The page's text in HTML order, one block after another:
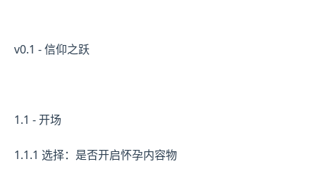
v0.1 - 信仰之跃
1.1 - 开场
1.1.1 选择：是否开启怀孕内容物